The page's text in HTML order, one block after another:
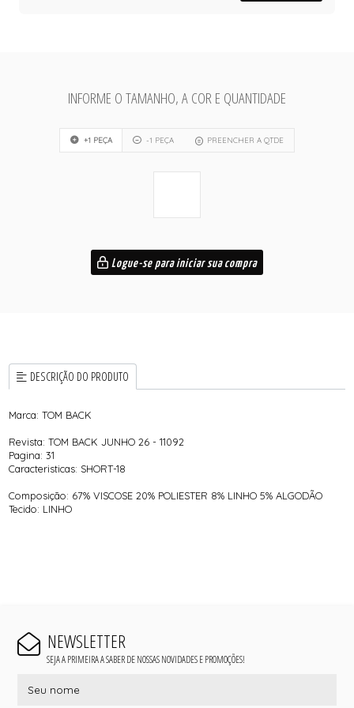
INFORME O TAMANHO, A COR E QUANTIDADE
+1 PEÇA -1 PEÇA PREENCHER A QTDE
Logue-se para iniciar sua compra
DESCRIÇÃO DO PRODUTO
Marca: TOM BACK
Revista: TOM BACK JUNHO 26 - 11092
Pagina: 31
Caracteristicas: SHORT-18
Composição: 67% VISCOSE 20% POLIESTER 8% LINHO 5% ALGODÃO
Tecido: LINHO
NEWSLETTER
SEJA A PRIMEIRA A SABER DE NOSSAS NOVIDADES E PROMOÇÕES!